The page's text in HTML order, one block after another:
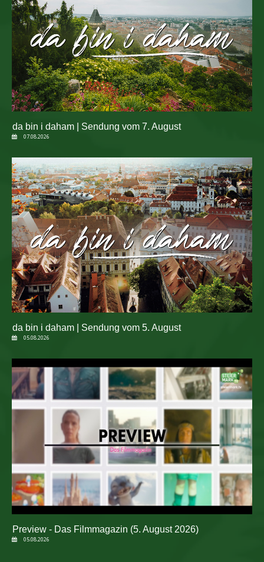
da bin i daham | Sendung vom 7. August
07.08.2026
da bin i daham | Sendung vom 5. August
05.08.2026
Preview - Das Filmmagazin (5. August 2026)
05.08.2026